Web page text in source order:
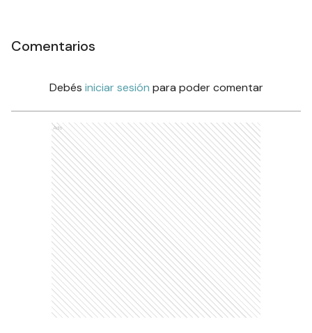
Comentarios
Debés iniciar sesión para poder comentar
Ads